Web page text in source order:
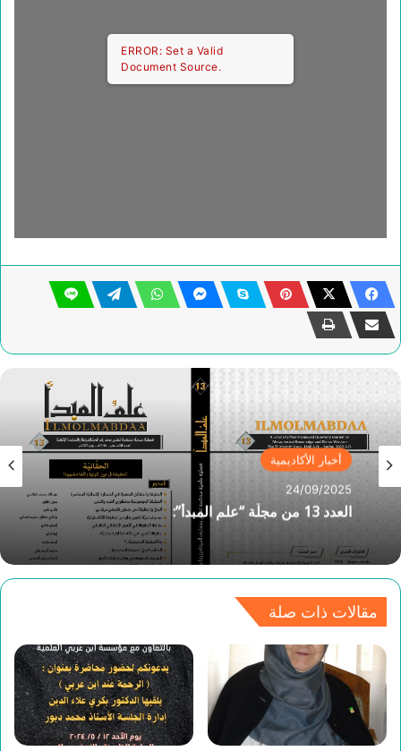
ERROR: Set a Valid
Document Source.
أخبار الأكاديمية
24/09/2025
العدد 13 من مجلَّة “علم المبدأ”:
مقالات ذات صلة